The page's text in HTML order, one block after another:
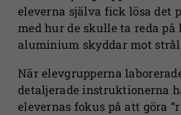
eleverna själva fick lösa det
med hur de skulle ta reda på
aluminium skyddar mot
När elevgrupperna
detaljerade instruktionerna
elevernas fokus på att göra